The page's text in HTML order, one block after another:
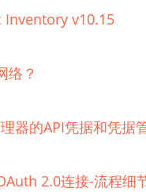
v10.15
络？
器的API凭据和凭据
2.0连接-流程细